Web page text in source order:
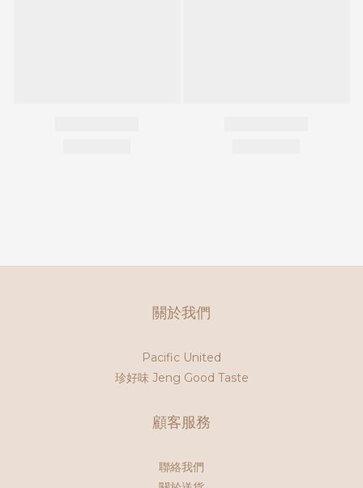
關於我們
Pacific United
珍好味 Jeng Good Taste
顧客服務
聯絡我們